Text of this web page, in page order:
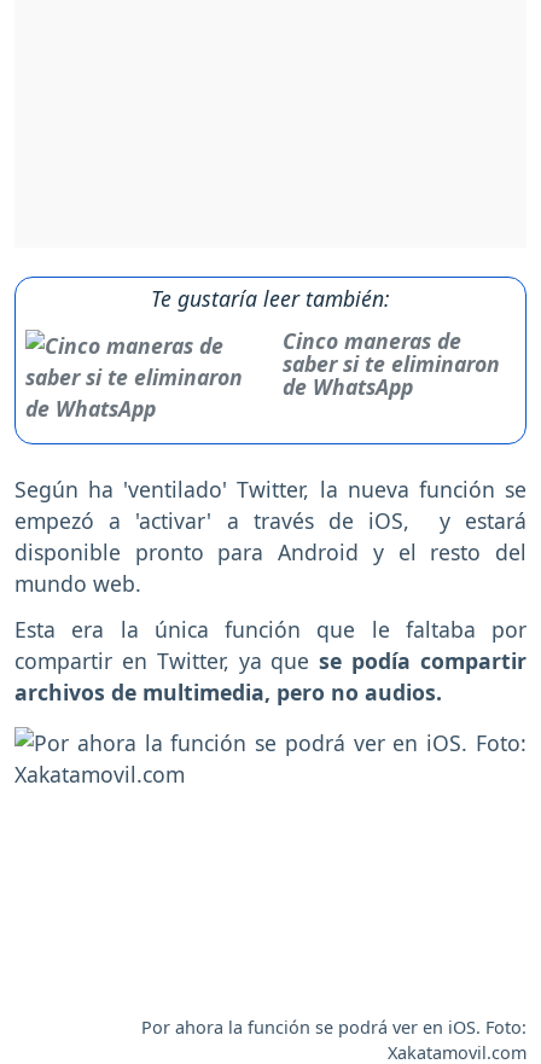
Te gustaría leer también:
Cinco maneras de
saber si te eliminaron
de WhatsApp
Según ha 'ventilado' Twitter, la nueva función se
empezó a 'activar' a través de iOS, y estará
disponible pronto para Android y el resto del
mundo web.
Esta era la única función que le faltaba por
compartir en Twitter, ya quese podía compartir
archivos de multimedia, pero no audios.
Por ahora la función se podrá ver en iOS. Foto:
Xakatamovil.com